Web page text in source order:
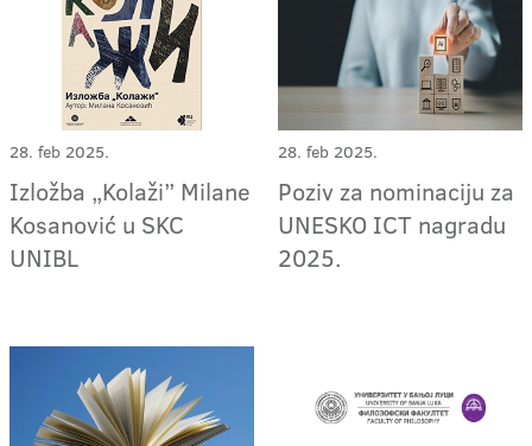
28. feb 2025.
Izložba „Kolaži” Milane
Kosanović u SKC
UNIBL
28. feb 2025.
Poziv za nominaciju za
UNESKO ICT nagradu
2025.